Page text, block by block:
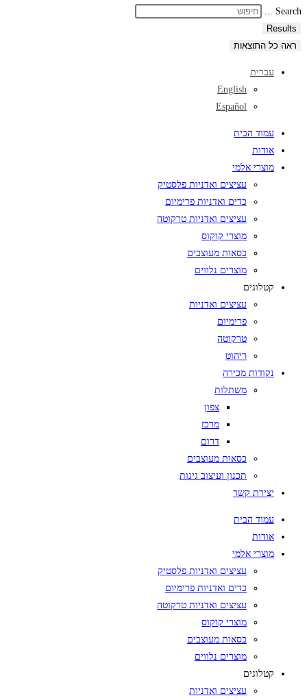
Search ...
Results
ראה כל התוצאות
עברית
English
Español
עמוד הבית
אודות
מוצרי אלמי
עציצים ואדניות פלסטיק
כדים ואדניות פרימיום
עציצים ואדניות טרקוטה
מוצרי קוקוס
כסאות מעוצבים
מוצרים נלווים
קטלוגים
עציצים ואדניות
פרימיום
טרקוטה
ריהוט
נקודות מכירה
משתלות
צפון
מרכז
דרום
כסאות מעוצבים
תכנון ועיצוב גינות
יצירת קשר
עמוד הבית
אודות
מוצרי אלמי
עציצים ואדניות פלסטיק
כדים ואדניות פרימיום
עציצים ואדניות טרקוטה
מוצרי קוקוס
כסאות מעוצבים
מוצרים נלווים
קטלוגים
עציצים ואדניות